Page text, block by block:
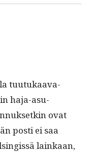
tuu­tukaa­va-
haja-asu­
ovat
posti ei saa
lainkaan,